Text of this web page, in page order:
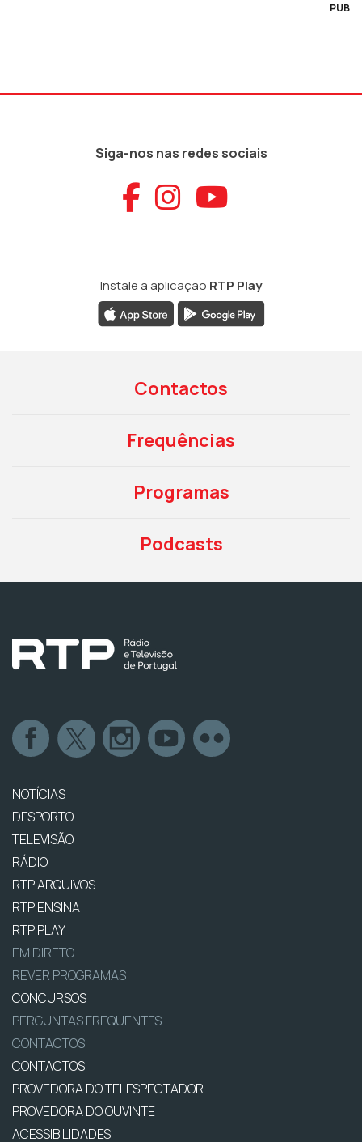
PUB
Siga-nos nas redes sociais
Aceder ao
Aceder ao
Aceder
Instale a aplicação RTP Play
Contactos
Frequências
Programas
Podcasts
NOTÍCIAS
DESPORTO
TELEVISÃO
RÁDIO
RTP ARQUIVOS
RTP ENSINA
RTP PLAY
EM DIRETO
REVER PROGRAMAS
CONCURSOS
PERGUNTAS FREQUENTES
CONTACTOS
CONTACTOS
PROVEDORA DO TELESPECTADOR
PROVEDORA DO OUVINTE
ACESSIBILIDADES